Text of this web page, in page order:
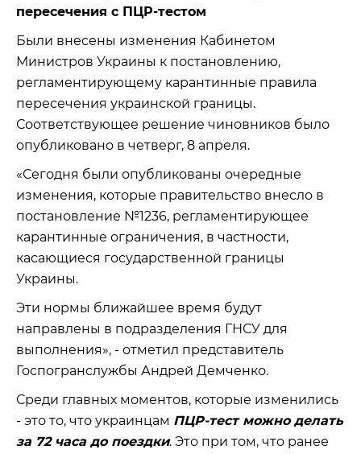
пересечения с ПЦР-тестом
Были внесены изменения Кабинетом
Министров Украины к постановлению,
регламентирующему карантинные правила
пересечения украинской границы.
Соответствующее решение чиновников было
опубликовано в четверг, 8 апреля.
«Сегодня были опубликованы очередные
изменения, которые правительство внесло в
постановление №1236, регламентирующее
карантинные ограничения, в частности,
касающиеся государственной границы
Украины.
Эти нормы ближайшее время будут
направлены в подразделения ГНСУ для
выполнения», - отметил представитель
Госпогранслужбы Андрей Демченко.
Среди главных моментов, которые изменились
- это то, что украинцам ПЦР-тест можно делать
за 72 часа до поездки. Это при том, что ранее